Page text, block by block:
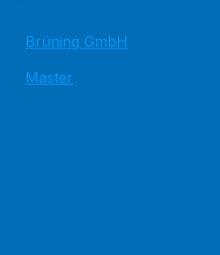
Brüning GmbH
Master